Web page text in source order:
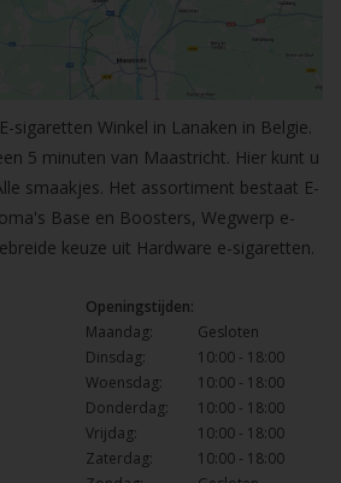
sigaretten Winkel in Lanaken in Belgie.
5 minuten van Maastricht. Hier kunt u
smaakjes. Het assortiment bestaat E-
Base en Boosters, Wegwerp e-
keuze uit Hardware e-sigaretten.
Openingstijden:
Maandag:
Gesloten
Dinsdag:
10:00 - 18:00
Woensdag:
10:00 - 18:00
Donderdag:
10:00 - 18:00
Vrijdag:
10:00 - 18:00
Zaterdag:
10:00 - 18:00